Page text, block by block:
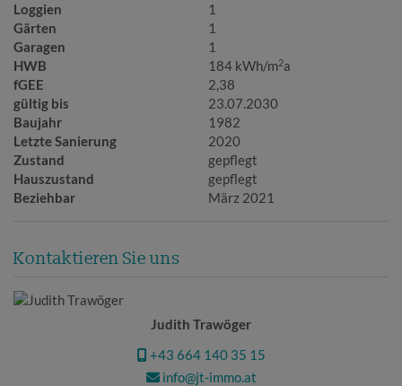
Loggien
1
Gärten
1
Garagen
1
HWB
184 kWh/m2a
fGEE
2,38
gültig bis
23.07.2030
Baujahr
1982
Letzte Sanierung
2020
Zustand
gepflegt
Hauszustand
gepflegt
Beziehbar
März 2021
Kontaktieren Sie uns
Judith Trawöger
+43 664 140 35 15
info@jt-immo.at